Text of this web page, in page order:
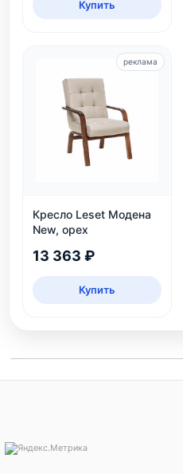
Купить
Кресло Leset Модена
New, орех
13 363 ₽
Купить
реклама